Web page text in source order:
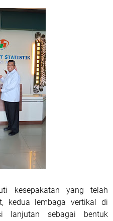
kesepakatan yang telah
kedua lembaga vertikal di
lanjutan sebagai bentuk